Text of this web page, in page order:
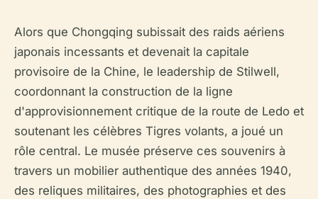
Alors que Chongqing subissait des raids aériens
japonais incessants et devenait la capitale
provisoire de la Chine, le leadership de Stilwell,
coordonnant la construction de la ligne
d'approvisionnement critique de la route de Ledo et
soutenant les célèbres Tigres volants, a joué un
rôle central. Le musée préserve ces souvenirs à
travers un mobilier authentique des années 1940,
des reliques militaires, des photographies et des